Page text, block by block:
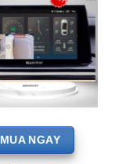
MUA NGAY